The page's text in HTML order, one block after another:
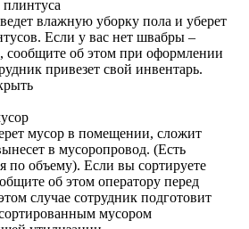
влажную уборку пола и уберет
Если у вас нет швабры –
сообщите об этом при оформлении
привезет свой инвентарь.
мусор в помещении, сложит
в мусоропровод. (Есть
по объему). Если вы сортируете
об этом оператору перед
случае сотрудник подготовит
мусором